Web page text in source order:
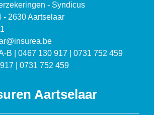
- Syndicus
- 2630 Aartselaar
B | 0467 130 917 | 0731 752 459
| 0731 752 459
Aartselaar